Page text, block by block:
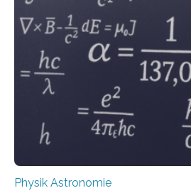
Physik Astronomie